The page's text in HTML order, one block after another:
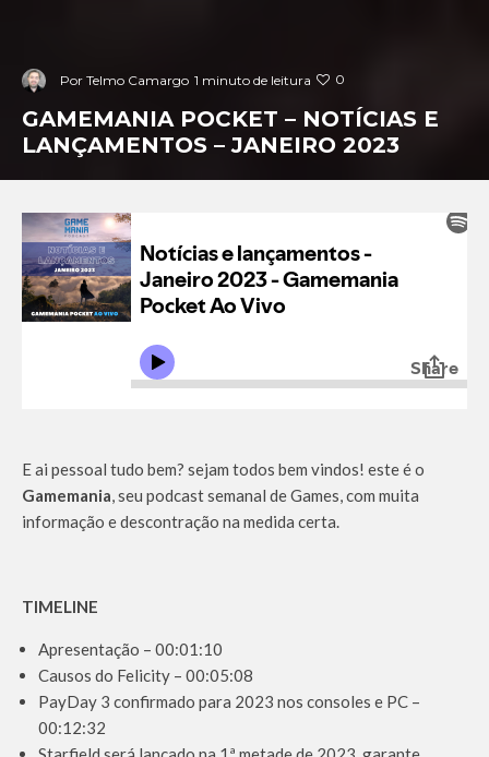
Por Telmo Camargo 1 minuto de leitura 0
GAMEMANIA POCKET – NOTÍCIAS E
LANÇAMENTOS – JANEIRO 2023
E ai pessoal tudo bem? sejam todos bem vindos! este é o
Gamemania, seu podcast semanal de Games, com muita
informação e descontração na medida certa.
TIMELINE
Apresentação – 00:01:10
Causos do Felicity – 00:05:08
PayDay 3 confirmado para 2023 nos consoles e PC –
00:12:32